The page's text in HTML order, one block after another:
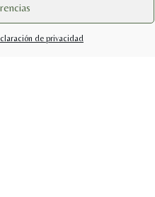
de privacidad